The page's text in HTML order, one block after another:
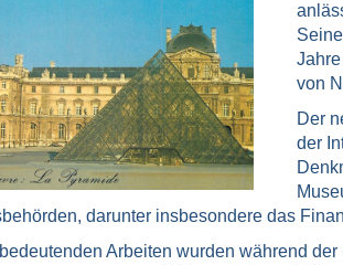
von
Der
der
darunter insbesondere das
Arbeiten wurden während